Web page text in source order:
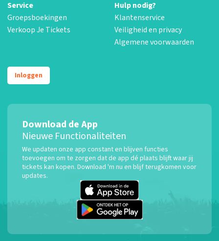
Service
Groepsboekingen
Verkoop Je Tickets
Hulp nodig?
Klantenservice
Veiligheid en privacy
Algemene voorwaarden
Inloggen
Download de App
Nieuwe Functionaliteiten
We updaten onze app constant en blijven functies
toevoegen om te zorgen dat de app dé plaats blijft waar jij
tickets kan kopen. Download 'm nu en blijf terugkomen voor
updates.